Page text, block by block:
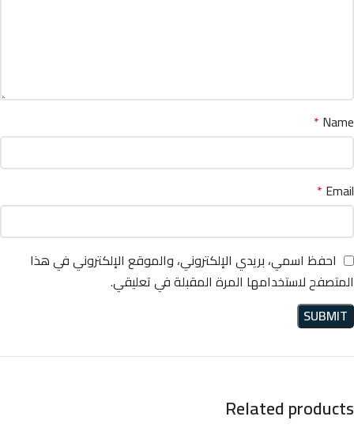
Name
*
Email
*
احفظ اسمي، بريدي الإلكتروني، والموقع الإلكتروني في هذا
المتصفح لاستخدامها المرة المقبلة في تعليقي.
Related products